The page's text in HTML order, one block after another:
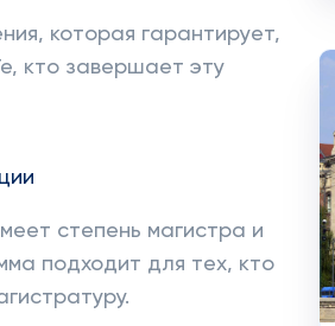
которая гарантирует,
кто завершает эту
степень магистра и
подходит для тех, кто